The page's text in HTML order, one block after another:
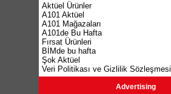
Aktüel Ürünler
A101 Aktüel
A101 Mağazaları
A101de Bu Hafta
Fırsat Ürünleri
BİMde bu hafta
Şok Aktüel
Veri Politikası ve Gizlilik Sözleşmesi
Advertising